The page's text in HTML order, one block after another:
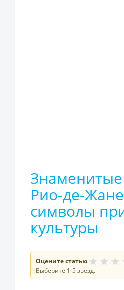
Рио-де-
символы
культуры
Оцените статью ★ ★ ★
Выберите 1-5 звезд.